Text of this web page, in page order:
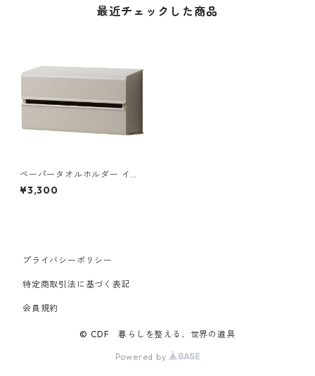
最近チェックした商品
ペーパータオルホルダー イデ
アコ ペーパータオルケース ウ
ォール ピーティー2 ideaco W
¥3,300
プライバシーポリシー
特定商取引法に基づく表記
会員規約
© CDF 暮らしを整える、世界の道具
Powered by